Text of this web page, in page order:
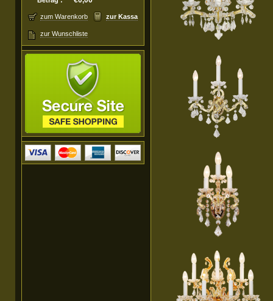
zum Warenkorb zur Kassa
zur Wunschliste